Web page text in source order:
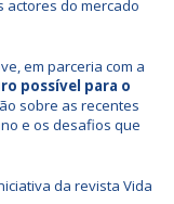
actores do mercado
em parceria com a
possível para o
sobre as recentes
e os desafios que
da revista Vida